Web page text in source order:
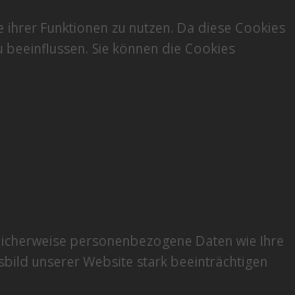
Funktionen zu nutzen. Da diese Cookies
Sie können die Cookies
personenbezogene Daten wie Ihre
unserer Website stark beeinträchtigen